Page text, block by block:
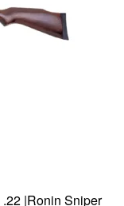
|Ronin Sniper